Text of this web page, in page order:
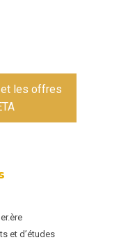
et les offres
et d’études